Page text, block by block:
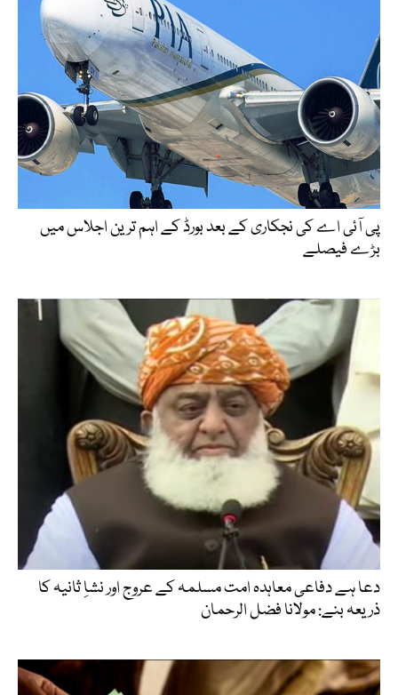
پی آئی اے کی نجکاری کے بعد بورڈ کے اہم ترین اجلاس میں
بڑے فیصلے
دعا ہے دفاعی معاہدہ امت مسلمہ کے عروج اور نشاِ ثانیہ کا
ذریعہ بنے: مولانا فضل الرحمان